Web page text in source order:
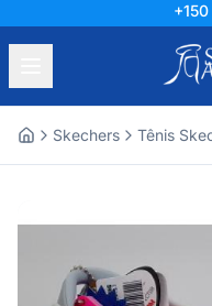
Skechers Tênis